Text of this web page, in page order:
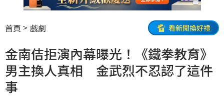
首頁 戲劇 看新聞換好禮
金南佶拒演內幕曝光！《鐵拳教育》
男主換人真相 金武烈不忍認了這件
事